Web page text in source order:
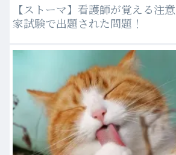
【ストーマ】看護師が覚える注
家試験で出題された問題！